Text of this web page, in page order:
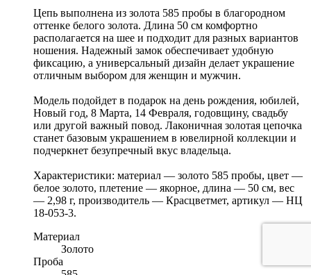
Цепь выполнена из золота 585 пробы в благородном
оттенке белого золота. Длина 50 см комфортно
располагается на шее и подходит для разных вариантов
ношения. Надежный замок обеспечивает удобную
фиксацию, а универсальный дизайн делает украшение
отличным выбором для женщин и мужчин.
Модель подойдет в подарок на день рождения, юбилей,
Новый год, 8 Марта, 14 Февраля, годовщину, свадьбу
или другой важный повод. Лаконичная золотая цепочка
станет базовым украшением в ювелирной коллекции и
подчеркнет безупречный вкус владельца.
Характеристики: материал — золото 585 пробы, цвет —
белое золото, плетение — якорное, длина — 50 см, вес
— 2,98 г, производитель — Красцветмет, артикул — НЦ
18-053-3.
Материал
Золото
Проба